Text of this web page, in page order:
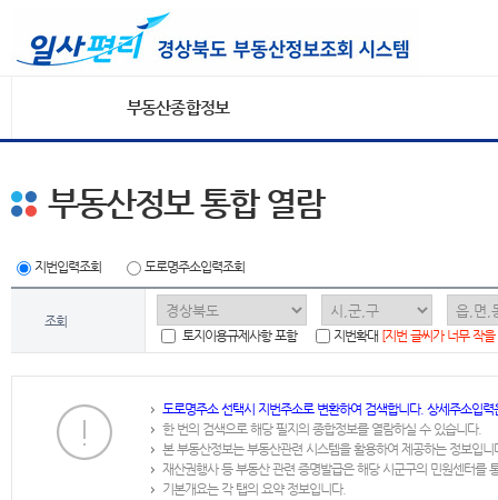
부동산종합정보
부동산정보 통합 열람
지번입력조회 도로명주소입력조회
조회
토지이용규제사항 포함
지번확대 [지번 글씨가 너무 작
도로명주소 선택시 지번주소로 변환하여 검색합니다. 상세주소입
한 번의 검색으로 해당 필지의 종합정보를 열람하실 수 있습니다.
본 부동산정보는 부동산관련 시스템을 활용하여 제공하는 정보입니
재산권행사 등 부동산 관련 증명발급은 해당 시군구의 민원센터를
기본개요는 각 탭의 요약 정보입니다.